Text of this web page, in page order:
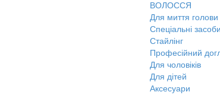
ВОЛОССЯ
Для миття голови
Спеціальні
Стайлінг
Професійний
Для чоловіків
Для дітей
Аксесуари